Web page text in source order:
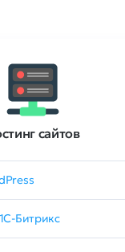
сайтов
Битрикс